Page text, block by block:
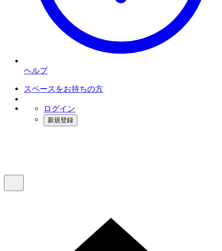
ヘルプ
スペースをお持ちの方
ログイン
新規登録